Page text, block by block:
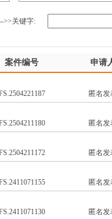
>>关键字:
案件编号 申请
匿名发
匿名发
匿名发
匿名发
匿名发